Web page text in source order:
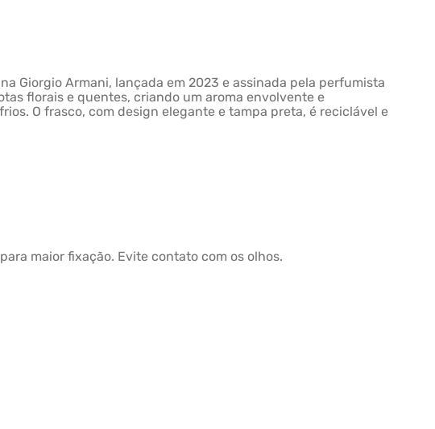
Giorgio Armani, lançada em 2023 e assinada pela perfumista
florais e quentes, criando um aroma envolvente e
O frasco, com design elegante e tampa preta, é reciclável e
maior fixação. Evite contato com os olhos.